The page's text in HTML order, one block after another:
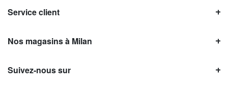
Service client
Nos magasins à Milan
Suivez-nous sur